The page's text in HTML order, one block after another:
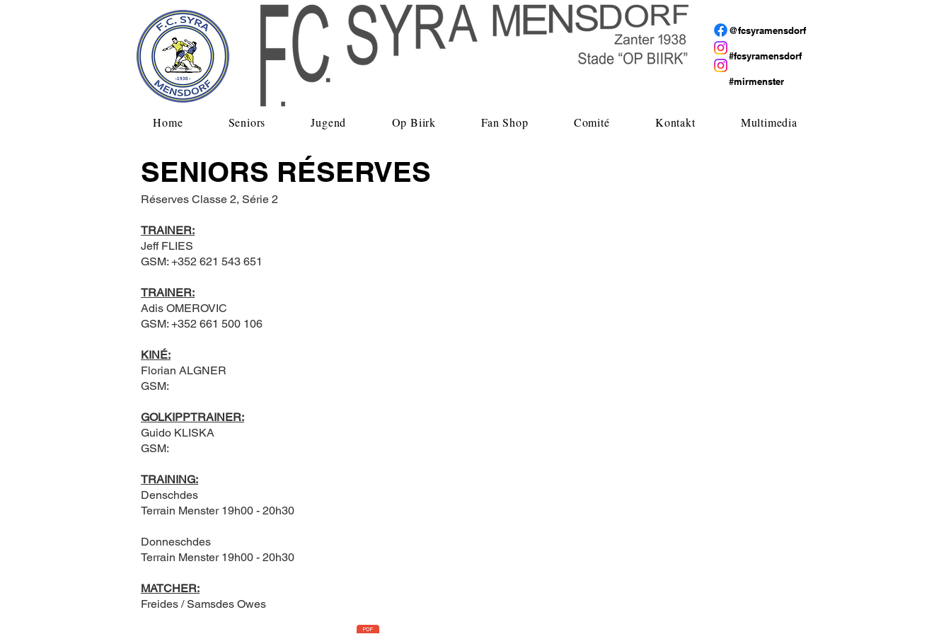
@fcsyramensdorf
#fcsyramensdorf
#mirmenster
Home Seniors Jugend Op Biirk Fan Shop Comité Kontakt Multimedia
SENIORS RÉSERVES
Réserves Classe 2, Série 2
TRAINER:
Jeff FLIES
GSM: +352 621 543 651
TRAINER:
Adis OMEROVIC
GSM: +352 661 500 106
KINÉ:
Florian ALGNER
GSM:
GOLKIPPTRAINER:
Guido KLISKA
GSM:
TRAINING:
Denschdes
Terrain Menster 19h00 - 20h30
Donneschdes
Terrain Menster 19h00 - 20h30
MATCHER:
Freides / Samsdes Owes